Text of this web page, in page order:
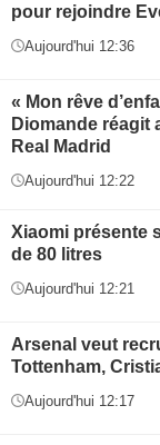
pour rejoindre
Aujourd'hui 12:36
« Mon rêve
Diomande réagit
Real Madrid
Aujourd'hui 12:22
Xiaomi présente
de 80 litres
Aujourd'hui 12:21
Arsenal veut
Tottenham,
Aujourd'hui 12:17